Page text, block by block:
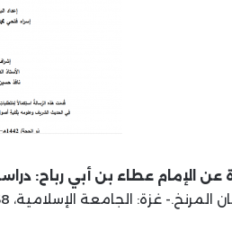
عن الإمام عطاء بن أبي رباح:
غزة: الجامعة الإسلامية، 1438 هـ، 2017 م (بحث مكمل للماجستير).